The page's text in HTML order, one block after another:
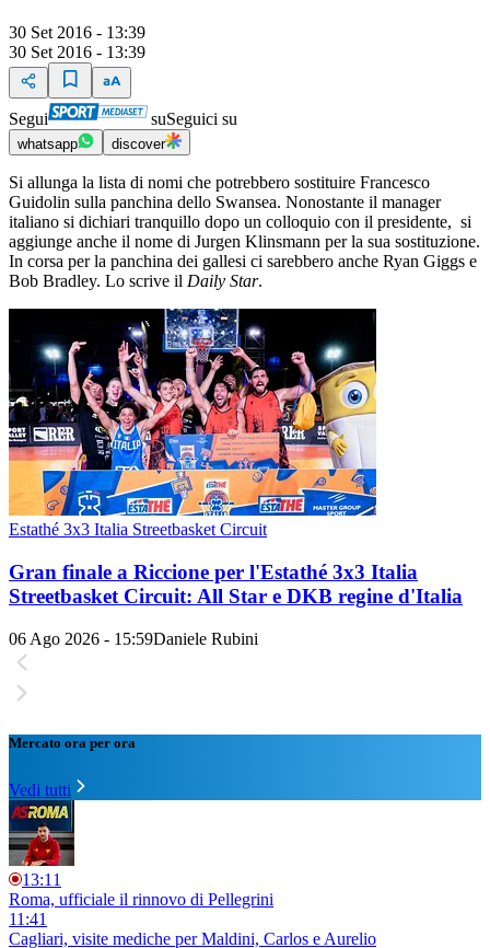
30 Set 2016 - 13:39
30 Set 2016 - 13:39
Segui suSeguici su
whatsapp discover
Si allunga la lista di nomi che potrebbero sostituire Francesco
Guidolin sulla panchina dello Swansea. Nonostante il manager
italiano si dichiari tranquillo dopo un colloquio con il presidente, si
aggiunge anche il nome di Jurgen Klinsmann per la sua sostituzione.
In corsa per la panchina dei gallesi ci sarebbero anche Ryan Giggs e
Bob Bradley. Lo scrive il Daily Star.
Estathé 3x3 Italia Streetbasket Circuit
Gran finale a Riccione per l'Estathé 3x3 Italia
Streetbasket Circuit: All Star e DKB regine d'Italia
06 Ago 2026 - 15:59Daniele Rubini
Mercato ora per ora
Vedi tutti
13:11
Roma, ufficiale il rinnovo di Pellegrini
11:41
Cagliari, visite mediche per Maldini, Carlos e Aurelio